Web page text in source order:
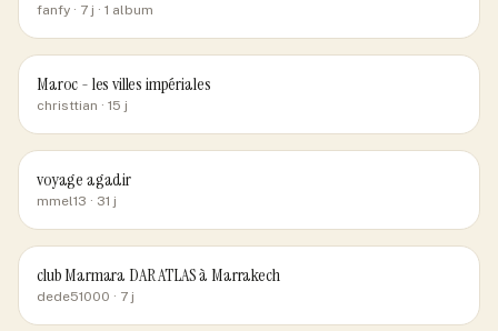
fanfy · 7 j · 1 album
Maroc - les villes impériales
christtian · 15 j
voyage agadir
mmel13 · 31 j
club Marmara DAR ATLAS à Marrakech
dede51000 · 7 j